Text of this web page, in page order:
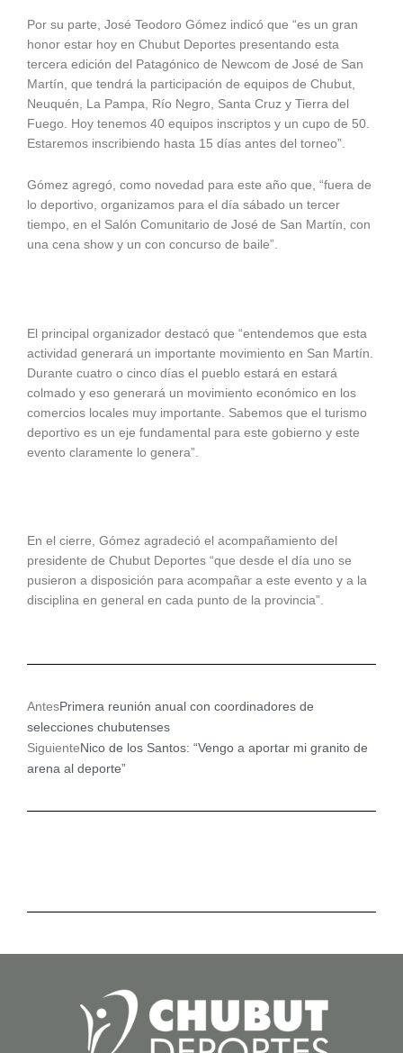
Por su parte, José Teodoro Gómez indicó que “es un gran
honor estar hoy en Chubut Deportes presentando esta
tercera edición del Patagónico de Newcom de José de San
Martín, que tendrá la participación de equipos de Chubut,
Neuquén, La Pampa, Río Negro, Santa Cruz y Tierra del
Fuego. Hoy tenemos 40 equipos inscriptos y un cupo de 50.
Estaremos inscribiendo hasta 15 días antes del torneo”.
Gómez agregó, como novedad para este año que, “fuera de
lo deportivo, organizamos para el día sábado un tercer
tiempo, en el Salón Comunitario de José de San Martín, con
una cena show y un con concurso de baile”.
El principal organizador destacó que “entendemos que esta
actividad generará un importante movimiento en San Martín.
Durante cuatro o cinco días el pueblo estará en estará
colmado y eso generará un movimiento económico en los
comercios locales muy importante. Sabemos que el turismo
deportivo es un eje fundamental para este gobierno y este
evento claramente lo genera”.
En el cierre, Gómez agradeció el acompañamiento del
presidente de Chubut Deportes “que desde el día uno se
pusieron a disposición para acompañar a este evento y a la
disciplina en general en cada punto de la provincia”.
Ant
AntesPrimera reunión anual con coordinadores de
selecciones chubutenses
Siguiente Nico de los Santos: “Vengo a aportar mi granito de
arena al deporte”
Siguiente